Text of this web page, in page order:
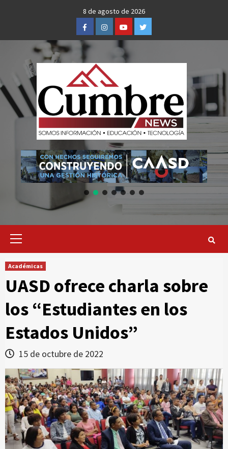
8 de agosto de 2026
FacebookInstagramYoutubeTwitter
Primary
Académicas
UASD ofrece charla sobre
los “Estudiantes en los
Estados Unidos”
15 de octubre de 2022